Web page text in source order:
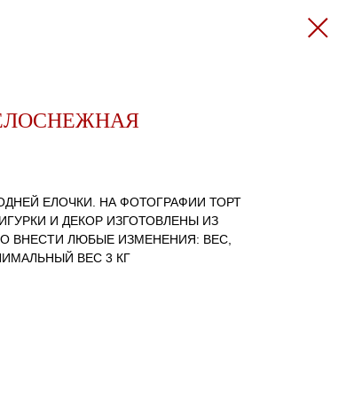
ЕЛОЧКИ. НА ФОТОГРАФИИ ТОРТ
И ДЕКОР ИЗГОТОВЛЕНЫ ИЗ
ВНЕСТИ ЛЮБЫЕ ИЗМЕНЕНИЯ: ВЕС,
ВЕС 3 КГ